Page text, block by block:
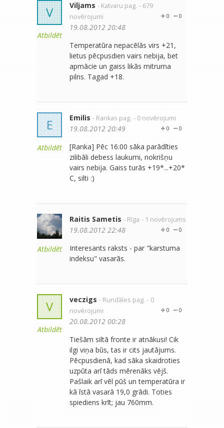
V
Atbildēt
Viljams - Katvaru pag. - 679
novērojumi
0
0
19.08.2012 20:48
Temperatūra nepacēlās virs +21,
lietus pēcpusdien vairs nebija, bet
apmācie un gaiss likās mitruma
pilns. Tagad +18.
E
Atbildēt
Emilis - Rankas pag. - 0 novērojumi
0
0
19.08.2012 20:49
[Ranka] Pēc 16:00 sāka parādīties
zilibāli debess laukumi, nokrišņu
vairs nebija. Gaiss turās +19*...+20*
C, silti :)
Atbildēt
Raitis Sametis - Rīga - 1 novērojums
0
0
19.08.2012 22:48
Interesants raksts - par "karstuma
indeksu" vasarās.
V
Atbildēt
veczigs - Rundāles pag. - 0
novērojumi
0
0
20.08.2012 00:28
Tiešām siltā fronte ir atnākusi! Cik
ilgi viņa būs, tas ir cits jautājums.
Pēcpusdienā, kad sāka skaidroties
uzpūta arī tāds mērenāks vējš.
Pašlaik arī vēl pūš un temperatūra ir
kā īstā vasarā 19,0 grādi. Toties
spiediens krīt; jau 760mm.